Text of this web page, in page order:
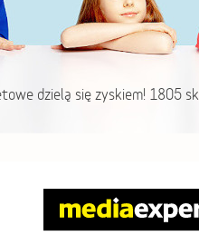
dzielą się zyskiem! 1805